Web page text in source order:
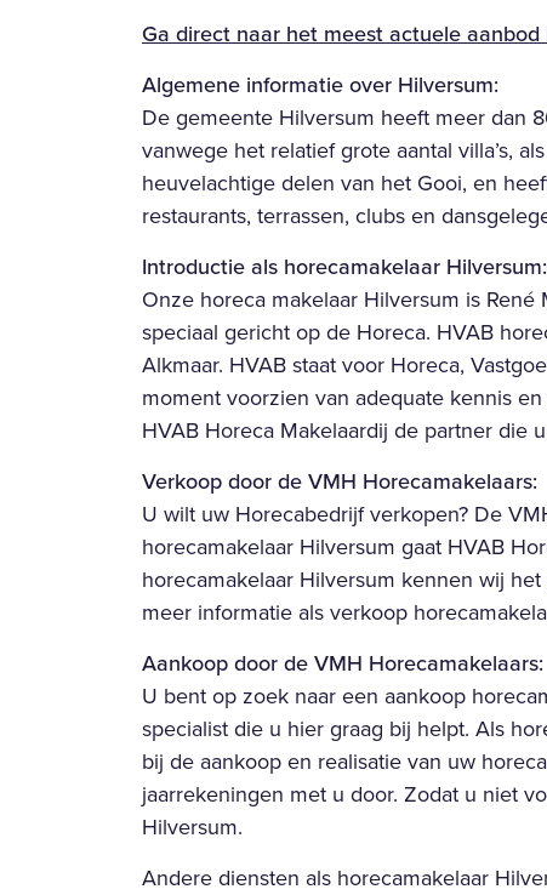
Ga direct naar het meest actuele aanbod
Algemene informatie over Hilversum:
De gemeente Hilversum heeft meer dan
vanwege het relatief grote aantal villa’s,
heuvelachtige delen van het Gooi, en
restaurants, terrassen, clubs en
Introductie als horecamakelaar Hilversum:
Onze horeca makelaar Hilversum is
speciaal gericht op de Horeca. HVAB
Alkmaar. HVAB staat voor Horeca,
moment voorzien van adequate kennis
HVAB Horeca Makelaardij de partner die
Verkoop door de VMH Horecamakelaars:
U wilt uw Horecabedrijf verkopen? De
horecamakelaar Hilversum gaat HVAB
horecamakelaar Hilversum kennen wij
meer informatie als verkoop
Aankoop door de VMH Horecamakelaars:
U bent op zoek naar een aankoop
specialist die u hier graag bij helpt. Als
bij de aankoop en realisatie van uw
jaarrekeningen met u door. Zodat u niet
Hilversum.
Andere diensten als horecamakelaar